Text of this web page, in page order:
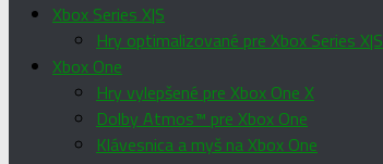
Xbox Series X|S
Hry optimalizované pre Xbox Series X|S
Xbox One
Hry vylepšené pre Xbox One X
Dolby Atmos™ pre Xbox One
Klávesnica a myš na Xbox One